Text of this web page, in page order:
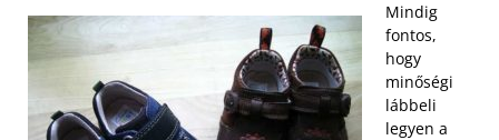
Mindig
fontos,
hogy
minőségi
lábbeli
legyen a